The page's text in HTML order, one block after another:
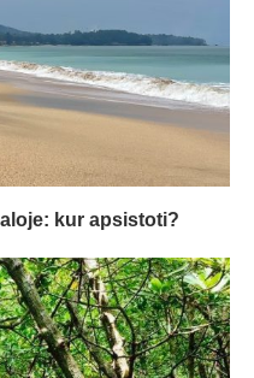
kur apsistoti?